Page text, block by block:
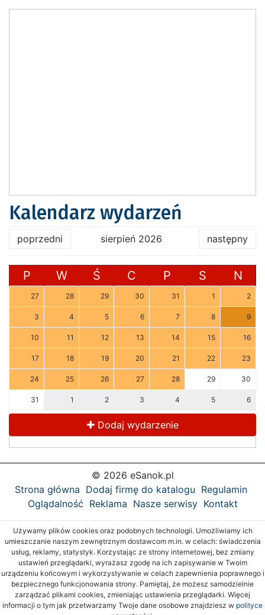
Kalendarz wydarzeń
poprzedni sierpień 2026 następny
P W Ś C P S N
27 28 29 30 31 1 2
3 4 5 6 7 8 9
10 11 12 13 14 15 16
17 18 19 20 21 22 23
24 25 26 27 28 29 30
31 1 2 3 4 5 6
Dodaj wydarzenie
© 2026 eSanok.pl
Strona główna Dodaj firmę do katalogu Regulamin
Oglądalność Reklama Nasze serwisy Kontakt
Używamy plików cookies oraz podobnych technologii. Umożliwiamy ich
umieszczanie naszym zewnętrznym dostawcom m.in. w celach: świadczenia
usług, reklamy, statystyk. Korzystając ze strony internetowej, bez zmiany
ustawień przeglądarki, wyrażasz zgodę na ich zapisywanie w Twoim
urządzeniu końcowym i wykorzystywanie w celach zapewnienia poprawnego i
bezpiecznego funkcjonowania strony. Pamiętaj, że możesz samodzielnie
zarządzać plikami cookies, zmieniając ustawienia przeglądarki. Więcej
informacji o tym jak przetwarzamy Twoje dane osobowe znajdziesz w polityce